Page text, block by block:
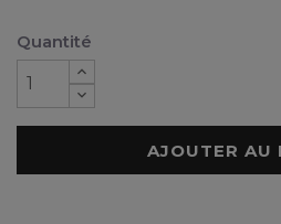
Quantité
AJOUTER AU